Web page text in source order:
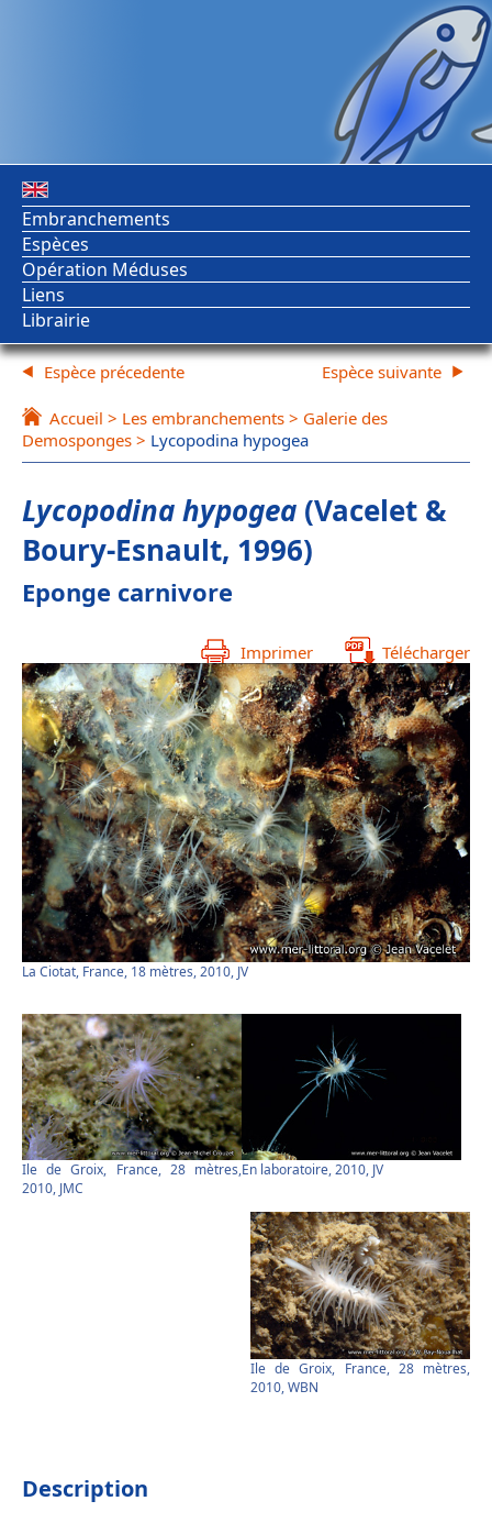
Embranchements
Espèces
Opération Méduses
Liens
Librairie
Espèce précedente
Accueil > Les embranchements > Galerie des
Demosponges > Lycopodina hypogea
Espèce suivante
Lycopodina hypogea (Vacelet &
Boury-Esnault, 1996)
Eponge carnivore
Imprimer Télécharger
La Ciotat, France, 18 mètres, 2010, JV
Ile de Groix, France, 28 mètres,
2010, JMC
En laboratoire, 2010, JV
Ile de Groix, France, 28 mètres,
2010, WBN
Description